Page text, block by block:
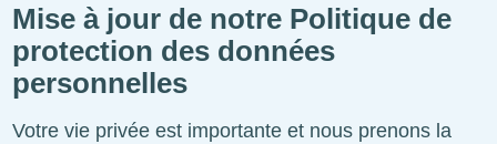
Mise à jour de notre Politique de
protection des données
personnelles
Votre vie privée est importante et nous prenons la